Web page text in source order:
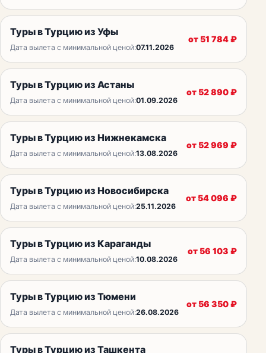
Туры в Турцию из Уфы
Дата вылета с минимальной ценой:07.11.2026
от51 784₽
Туры в Турцию из Астаны
Дата вылета с минимальной ценой:01.09.2026
от52 890₽
Туры в Турцию из Нижнекамска
Дата вылета с минимальной ценой:13.08.2026
от52 969 ₽
Туры в Турцию из Новосибирска
Дата вылета с минимальной ценой:25.11.2026
от54 096 ₽
Туры в Турцию из Караганды
Дата вылета с минимальной ценой:10.08.2026
от56 103 ₽
Туры в Турцию из Тюмени
Дата вылета с минимальной ценой:26.08.2026
от56 350₽
Туры в Турцию из Ташкента